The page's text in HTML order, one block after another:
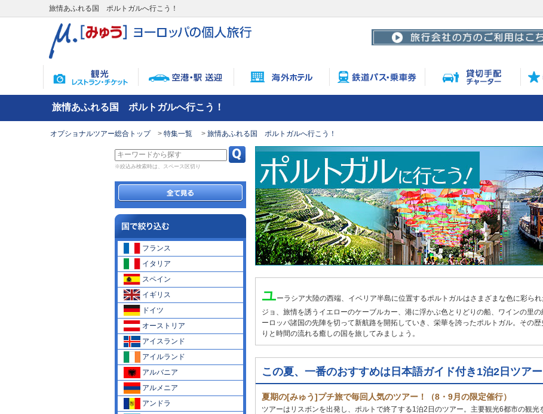
旅情あふれる国 ポルトガルへ行こう！
旅情あふれる国 ポルトガルへ行こう！
オプショナルツアー総合トップ 特集一覧 旅情あふれる国 ポルトガルへ行こう！
※絞込み検索時は、スペース区切り
フランス
イタリア
スペイン
イギリス
ドイツ
オーストリア
アイスランド
アイルランド
アルバニア
アルメニア
アンドラ
ユーラシア大陸の西端、イベリア半島に位置するポルトガルはさまざまな色に彩ら
ジョ、旅情を誘うイエローのケーブルカー、港に浮かぶ色とりどりの船、ワインの里
ーロッパ諸国の先陣を切って新航路を開拓していき、栄華を誇ったポルトガル。その
りと時間の流れる癒しの国を旅してみましょう。
この夏、一番のおすすめは日本語ガイド付き1泊2日ツアー
夏期の[みゅう]プチ旅で毎回人気のツアー！（8・9月の限定催行）
ツアーはリスボンを出発し、ポルトで終了する1泊2日のツアー。主要観光6都市の観